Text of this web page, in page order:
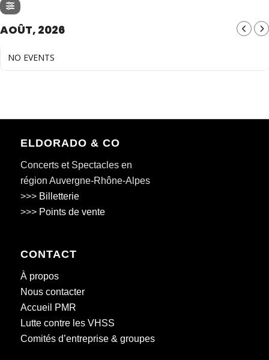
AOÛT, 2026
NO EVENTS
ELDORADO & CO
Concerts et Spectacles en
région Auvergne-Rhône-Alpes
>>> Billetterie
>>> Points de vente
CONTACT
À propos
Nous contacter
Accueil PMR
Lutte contre les VHSS
Comités d’entreprise & groupes